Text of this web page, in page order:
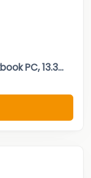
PC, 13.3...